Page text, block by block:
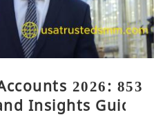
2026: 853
Insights Guide